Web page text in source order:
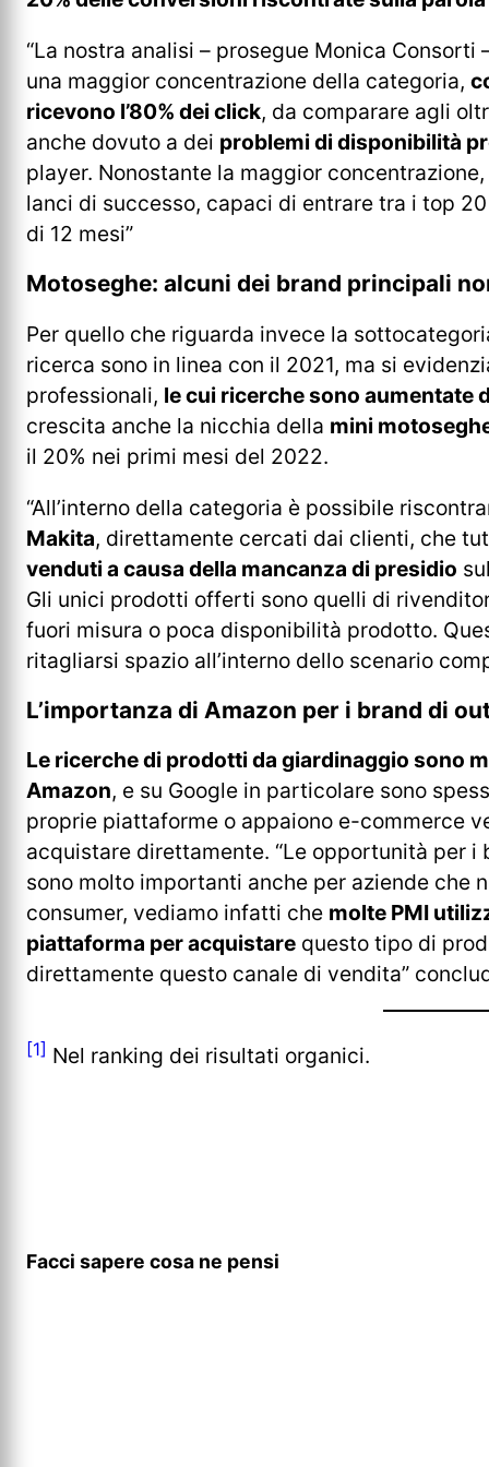
“La nostra analisi – prosegue Monica
una maggior concentrazione della categoria,
ricevono l’80% dei click, da comparare agli
anche dovuto a dei problemi di disponibilità
player. Nonostante la maggior
lanci di successo, capaci di entrare tra i top
di 12 mesi”
Motoseghe: alcuni dei brand principali
Per quello che riguarda invece la
ricerca sono in linea con il 2021, ma si
professionali, le cui ricerche sono aumentate
crescita anche la nicchia della mini
il 20% nei primi mesi del 2022.
“All’interno della categoria è possibile
Makita, direttamente cercati dai clienti, che
venduti a causa della mancanza di presidio
Gli unici prodotti offerti sono quelli di
fuori misura o poca disponibilità prodotto.
ritagliarsi spazio all’interno dello scenario
L’importanza di Amazon per i brand di
Le ricerche di prodotti da giardinaggio sono
Amazon, e su Google in particolare sono
proprie piattaforme o appaiono e-commerce
acquistare direttamente. “Le opportunità per
sono molto importanti anche per aziende che
consumer, vediamo infatti che molte PMI
piattaforma per acquistare questo tipo di
direttamente questo canale di vendita”
[1] Nel ranking dei risultati organici.
Facci sapere cosa ne pensi